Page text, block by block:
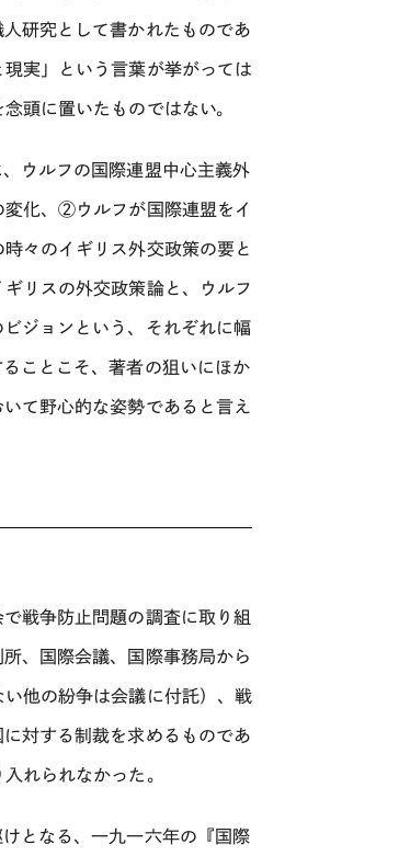
研究として書かれたものであ
実」という言葉が挙がっては
頭に置いたものではない。
ウルフの国際連盟中心主義外
化、②ウルフが国際連盟をイ
々のイギリス外交政策の要と
リスの外交政策論と、ウルフ
ジョンという、それぞれに幅
ことこそ、著者の狙いにほか
て野心的な姿勢であると言え
戦争防止問題の調査に取り組
、国際会議、国際事務局から
他の紛争は会議に付託）、戦
対する制裁を求めるものであ
れられなかった。
となる、一九一六年の『国際